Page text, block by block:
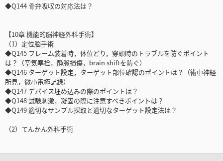
◆Q144 骨弁吸収の対応法は？
【10章 機能的脳神経外科手術】
（1）定位脳手術
◆Q145 フレーム装着時，体位どり，穿頭時のトラブルを防ぐポイント
は？（空気塞栓，静脈損傷，brain shiftを防ぐ）
◆Q146 ターゲット設定，ターゲット部位確認のポイントは？（術中神経
所見，微小電極記録）
◆Q147 デバイス埋め込みの際のポイントは？
◆Q148 試験刺激，凝固の際に注意すべきポイントは？
◆Q149 適切なサンプル採取と適切なターゲット設定法は？
（2）てんかん外科手術